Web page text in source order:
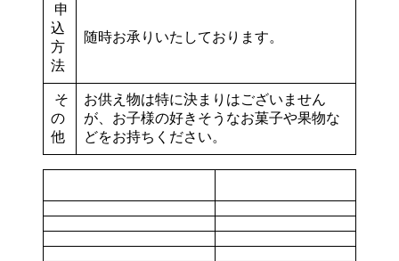
申
込
方
法
随時お承りいたしております。
そ
の
他
お供え物は特に決まりはございません
が、お子様の好きそうなお菓子や果物な
どをお持ちください。